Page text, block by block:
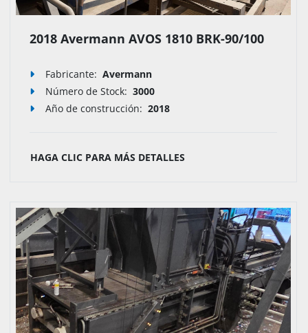
2018 Avermann AVOS 1810 BRK-90/100
Fabricante: Avermann
Número de Stock: 3000
Año de construcción: 2018
HAGA CLIC PARA MÁS DETALLES